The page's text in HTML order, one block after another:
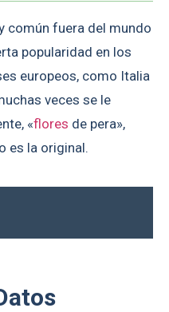
común fuera del mundo
popularidad en los
europeos, como Italia
veces se le
«flores de pera»,
es la original.